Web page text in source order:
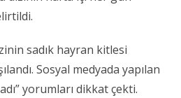
sadık hayran kitlesi
Sosyal medyada yapılan
yorumları dikkat çekti.